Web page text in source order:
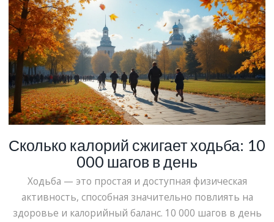
способствует снижению веса и улучшению обмена
веществ. Внимательно изучив состав, вы сможете
оптимально сбалансировать свой рацион.
Сколько калорий сжигает ходьба: 10
000 шагов в день
Ходьба — это простая и доступная физическая
активность, способная значительно повлиять на
здоровье и калорийный баланс. 10 000 шагов в день